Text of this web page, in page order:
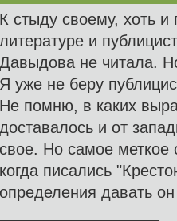
К стыду своему, хоть
литературе и
Давыдова не читала.
Я уже не беру
Не помню, в каких
доставалось и от
свое. Но самое меткое
когда писались
определения давать